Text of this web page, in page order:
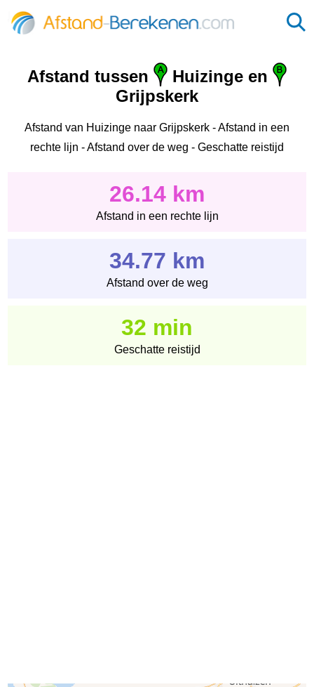
Afstand tussen
Huizinge en
Grijpskerk
Afstand van Huizinge naar Grijpskerk - Afstand in een
rechte lijn - Afstand over de weg - Geschatte reistijd
26.14 km
Afstand in een rechte lijn
34.77 km
Afstand over de weg
32 min
Geschatte reistijd